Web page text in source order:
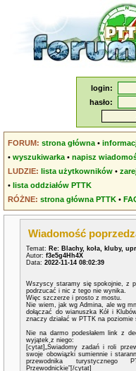
login:
hasło:
FORUM: strona główna •
•wyszukiwarka •napisz
LUDZIE: lista użytkowników •
•lista oddziałów PTTK
RÓŻNE: strona główna PTTK •
Wiadomość
Temat: Re: Blachy, koła, kluby,
Autor:f3e5g4Hh4X
Data:2022-11-14 08:02:39
Wszyscy staramy się spokojnie, z
podrzucać i nic z tego nie wynika.
Więc szczerze i prosto z mostu.
Nie wiem, jak wg Admina, ale wg
dołączać do wianuszka Kół i
znaczy działać w PTTK na
Nie na darmo podesłałem link z
wyjątek z niego:
[cytat]„Świadomy zadań i roli
swoje obowiązki sumiennie i
przewodnika turystycznego
Przewodnickie”[/cytat]